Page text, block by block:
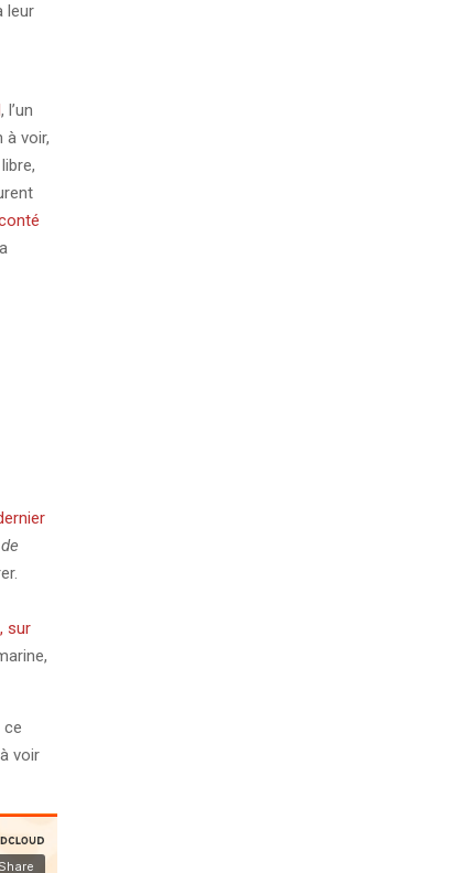
leur
, l’un
à voir,
sur
ce
voir